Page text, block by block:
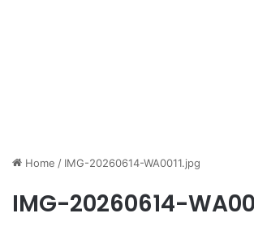
Home / IMG-20260614-WA0011.jpg
IMG-20260614-